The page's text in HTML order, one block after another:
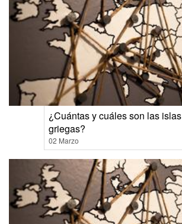
¿Cuántas y cuáles son las islas
griegas?
02 Marzo